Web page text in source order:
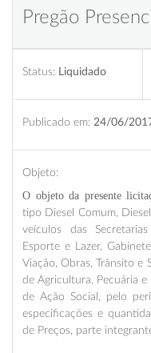
Pregão
Status: Liquidado
Publicado em: 24/06/
Objeto:
O objeto da presente
tipo Diesel Comum,
veículos das
Esporte e Lazer,
Viação, Obras, Trânsito e
de Agricultura, Pecuária
de Ação Social, pelo
especificações e
de Preços, parte